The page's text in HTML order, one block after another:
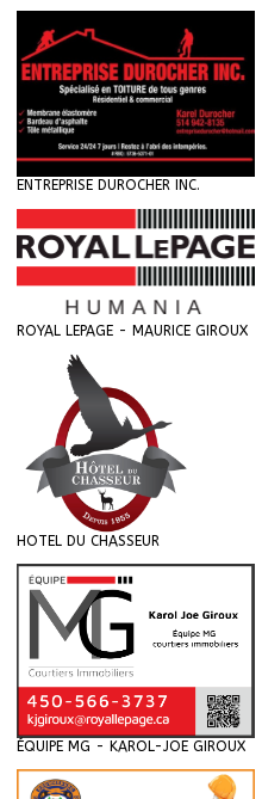
ENTREPRISE DUROCHER INC.
ROYAL LEPAGE - MAURICE GIROUX
HOTEL DU CHASSEUR
ÉQUIPE MG - KAROL-JOE GIROUX